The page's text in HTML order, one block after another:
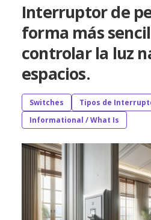
Interruptor de
forma más
controlar la luz
espacios.
Switches
Tipos de
Informational / What Is